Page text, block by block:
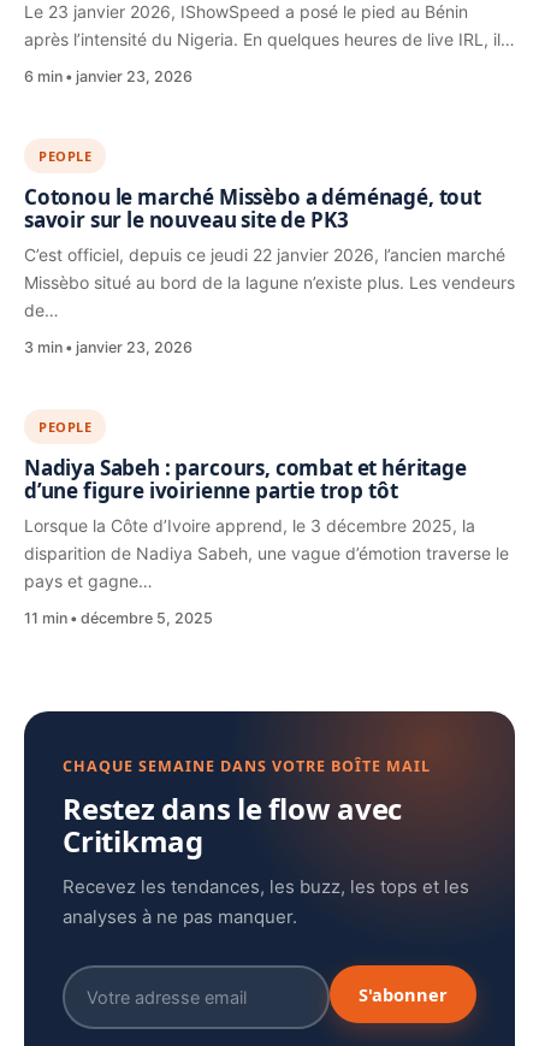
Le 23 janvier 2026, IShowSpeed a posé le pied au Bénin
après l’intensité du Nigeria. En quelques heures de live IRL, il…
6 min janvier 23, 2026
PEOPLE
Cotonou le marché Missèbo a déménagé, tout
savoir sur le nouveau site de PK3
C’est officiel, depuis ce jeudi 22 janvier 2026, l’ancien marché
Missèbo situé au bord de la lagune n’existe plus. Les vendeurs
de…
3 min janvier 23, 2026
PEOPLE
Nadiya Sabeh : parcours, combat et héritage
d’une figure ivoirienne partie trop tôt
Lorsque la Côte d’Ivoire apprend, le 3 décembre 2025, la
disparition de Nadiya Sabeh, une vague d’émotion traverse le
pays et gagne…
11 min décembre 5, 2025
CHAQUE SEMAINE DANS VOTRE BOÎTE MAIL
Restez dans le flow avec
Critikmag
Recevez les tendances, les buzz, les tops et les
analyses à ne pas manquer.
S'abonner